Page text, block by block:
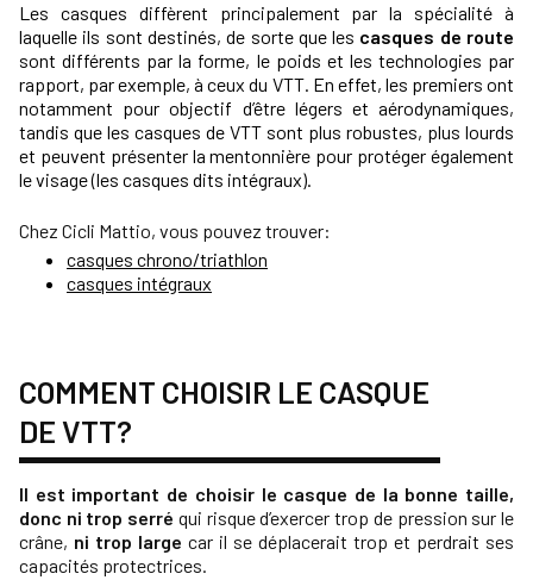
Les casques diffèrent principalement par la spécialité à
laquelle ils sont destinés, de sorte que les casques de route
sont différents par la forme, le poids et les technologies par
rapport, par exemple, à ceux du VTT. En effet, les premiers ont
notamment pour objectif d’être légers et aérodynamiques,
tandis que les casques de VTT sont plus robustes, plus lourds
et peuvent présenter la mentonnière pour protéger également
le visage (les casques dits intégraux).
Chez Cicli Mattio, vous pouvez trouver:
casques chrono/triathlon
casques intégraux
COMMENT CHOISIR LE CASQUE
DE VTT?
Il est important de choisir le casque de la bonne taille,
donc ni trop serré qui risque d’exercer trop de pression sur le
crâne, ni trop large car il se déplacerait trop et perdrait ses
capacités protectrices.